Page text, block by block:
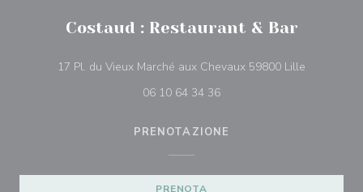
Costaud : Restaurant & Bar
17 Pl. du Vieux Marché aux Chevaux 59800 Lille
06 10 64 34 36
PRENOTAZIONE
PRENOTA